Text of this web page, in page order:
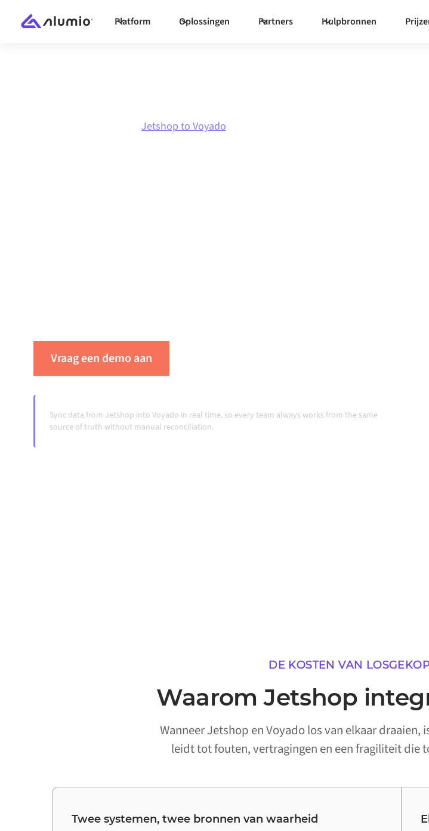
Platform Oplossingen Partners Hulpbronnen
Jetshop to Voyado
Vraag een demo aan
Sync data from Jetshop into Voyado in real time, so every team always works from the same
source of truth without manual reconciliation.
DE KOSTEN VAN
Waarom Jetshop
Wanneer Jetshop en Voyado los van elkaar
leidt tot fouten, vertragingen en een fragiliteit die
Twee systemen, twee bronnen van waarheid